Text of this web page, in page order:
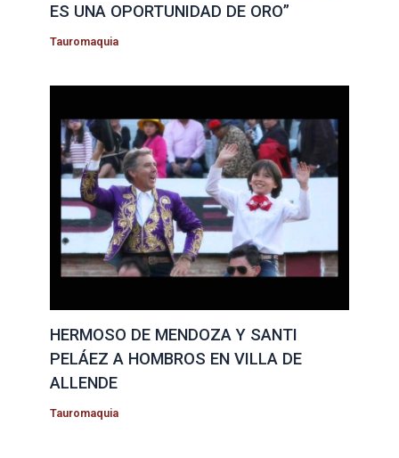
ES UNA OPORTUNIDAD DE ORO”
Tauromaquia
HERMOSO DE MENDOZA Y SANTI
PELÁEZ A HOMBROS EN VILLA DE
ALLENDE
Tauromaquia